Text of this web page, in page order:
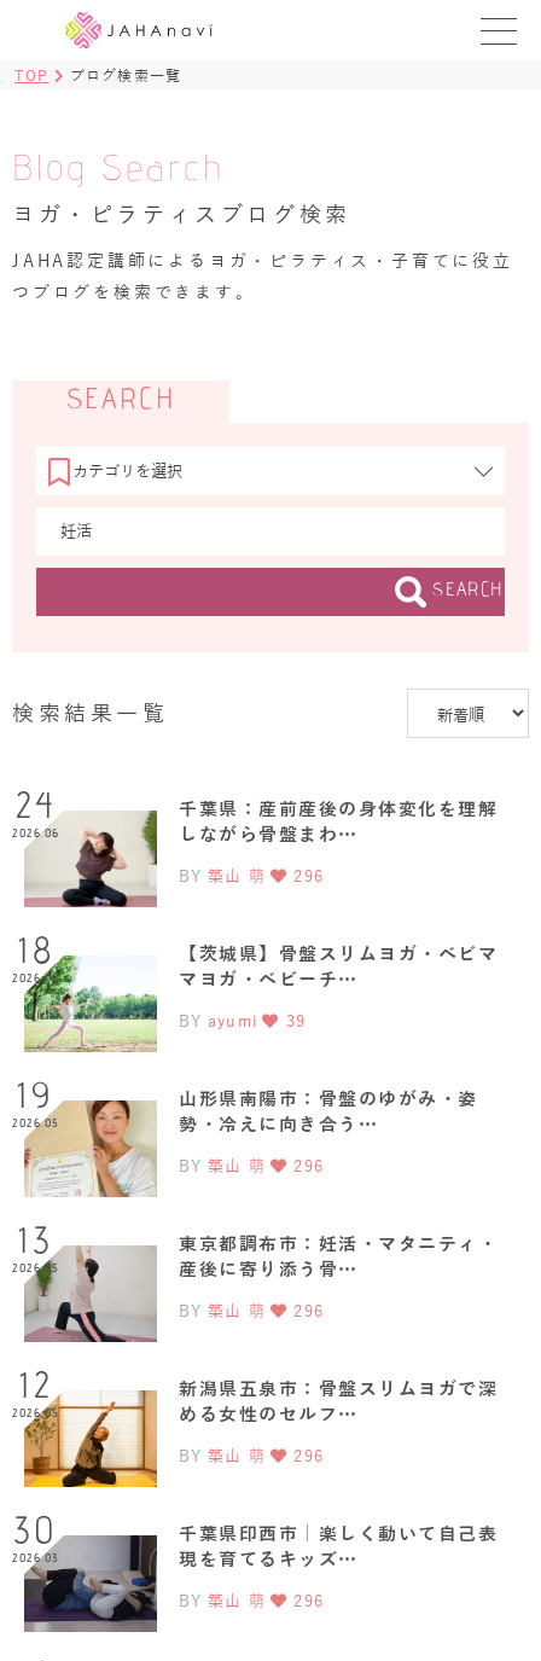
BLOG
ヨガ資格講座 ›
TOP ブログ検索一覧
Blog Search
ヨガ・ピラティスブログ検索
JAHA認定講師によるヨガ・ピラティス・子育てに役立
つブログを検索できます。
SEARCH
SEARCH
検索結果一覧
24
2026.06
千葉県：産前産後の身体変化を理解
しながら骨盤まわ…
BY 築山 萌 296
18
2026.06
【茨城県】骨盤スリムヨガ・ベビマ
マヨガ・ベビーチ…
BY ayumi 39
19
2026.05
山形県南陽市：骨盤のゆがみ・姿
勢・冷えに向き合う…
BY 築山 萌 296
13
2026.05
東京都調布市：妊活・マタニティ・
産後に寄り添う骨…
BY 築山 萌 296
12
2026.05
新潟県五泉市：骨盤スリムヨガで深
める女性のセルフ…
BY 築山 萌 296
30
2026.03
千葉県印西市｜楽しく動いて自己表
現を育てるキッズ…
BY 築山 萌 296